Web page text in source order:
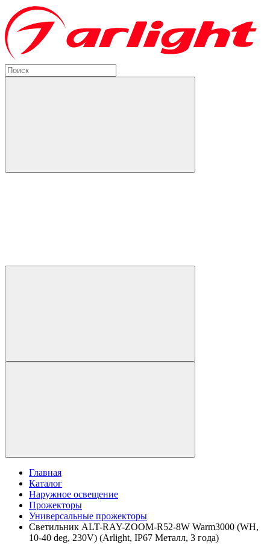
Главная
Каталог
Наружное освещение
Прожекторы
Универсальные прожекторы
Светильник ALT-RAY-ZOOM-R52-8W Warm3000 (WH,
10-40 deg, 230V) (Arlight, IP67 Металл, 3 года)